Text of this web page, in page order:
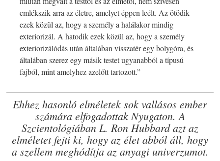
emlékszik arra az életre, amelyet éppen leélt. Az ötödik
ezek közül az, hogy a személy a halálakor mindig
exteriorizál. A hatodik ezek közül az, hogy a személy
exteriorizálódás után általában visszatér egy bolygóra, és
általában szerez egy másik testet ugyanabból a típusú
fajból, mint amelyhez azelőtt tartozott.”
Ehhez hasonló elméletek sok vallásos ember
számára elfogadottak Nyugaton. A
Szcientológiában L. Ron Hubbard azt az
elméletet fejti ki, hogy az élet abból áll, hogy
a szellem meghódítja az anyagi univerzumot.